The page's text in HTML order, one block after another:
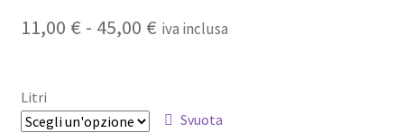
11,00 € - 45,00 €Fascia
da
iva inclusa
Litri
Svuota